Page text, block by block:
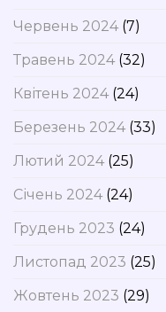
Червень 2024(7)
Травень 2024(32)
Квітень 2024(24)
Березень 2024(33)
Лютий 2024(25)
Січень 2024(24)
Грудень 2023 (24)
Листопад 2023 (25)
Жовтень 2023 (29)